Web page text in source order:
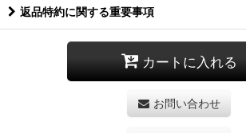
返品特約に関する重要事項
カートに入れる
お問い合わせ